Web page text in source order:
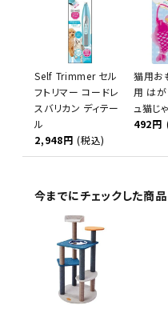
Self Trimmer セル
フトリマー コードレ
スバリカン ディテー
ル
2,948円 (税込)
猫用お
用 はが
ュ猫じ
492円
今までにチェックした商品